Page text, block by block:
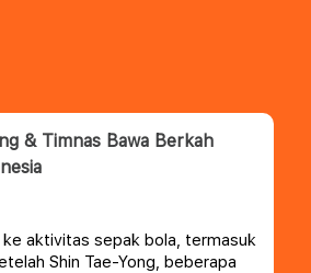
& Timnas Bawa Berkah
aktivitas sepak bola, termasuk
Shin Tae-Yong, beberapa